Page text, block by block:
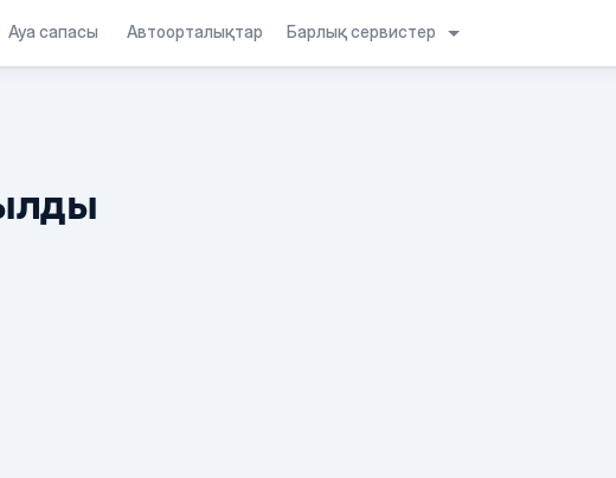
Ауа сапасы Автоорталықтар Барлық сервистер